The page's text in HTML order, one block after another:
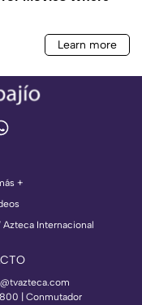
+
Azteca Internacional
| Conmutador